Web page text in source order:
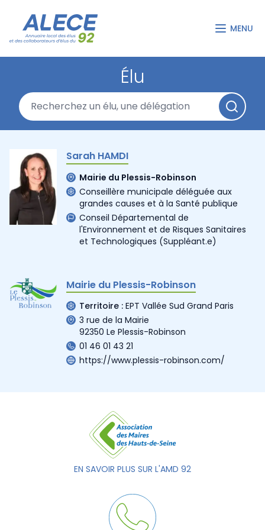
MENU
Élu
Sarah HAMDI
Mairie du Plessis-Robinson
Conseillère municipale déléguée aux
grandes causes et à la Santé publique
Conseil Départemental de
l'Environnement et de Risques Sanitaires
et Technologiques (Suppléant.e)
Mairie du Plessis-Robinson
Territoire : EPT Vallée Sud Grand Paris
3 rue de la Mairie
92350 Le Plessis-Robinson
01 46 01 43 21
https://www.plessis-robinson.com/
EN SAVOIR PLUS SUR L'AMD 92